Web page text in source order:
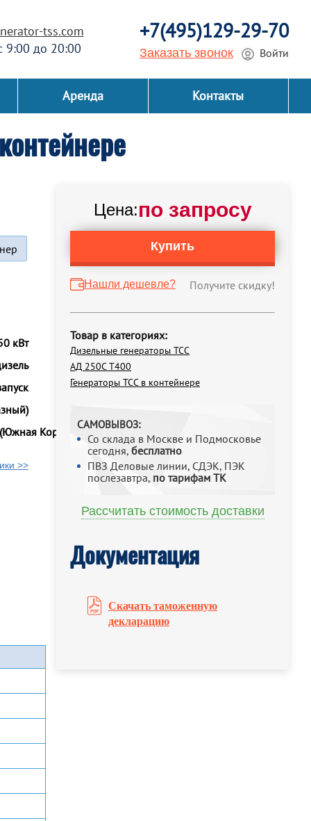
tss.com
9:00 до 20:00
+7(495)129-29-70
Заказать звонок Войти
Аренда Контакты
Цена:по запросу
Купить
Нашли дешевле? Получите скидку!
Товар в категориях:
Дизельные генераторы ТСС
АД 250С Т400
Генераторы ТСС в контейнере
САМОВЫВОЗ:
Со склада в Москве и Подмосковье
сегодня, бесплатно
ПВЗ Деловые линии, СДЭК, ПЭК
послезавтра, по тарифам ТК
Рассчитать стоимость доставки
Документация
Скачать таможенную
декларацию
кВт
Корея)
>>